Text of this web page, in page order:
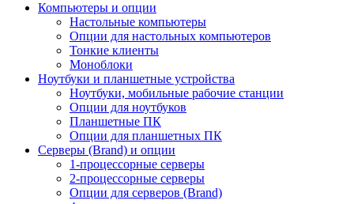
Компьютеры и опции
Настольные компьютеры
Опции для настольных компьютеров
Тонкие клиенты
Моноблоки
Ноутбуки и планшетные устройства
Ноутбуки, мобильные рабочие станции
Опции для ноутбуков
Планшетные ПК
Опции для планшетных ПК
Серверы (Brand) и опции
1-процессорные серверы
2-процессорные серверы
Опции для серверов (Brand)